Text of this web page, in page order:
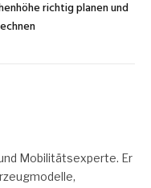
richtig planen und
Mobilitätsexperte. Er